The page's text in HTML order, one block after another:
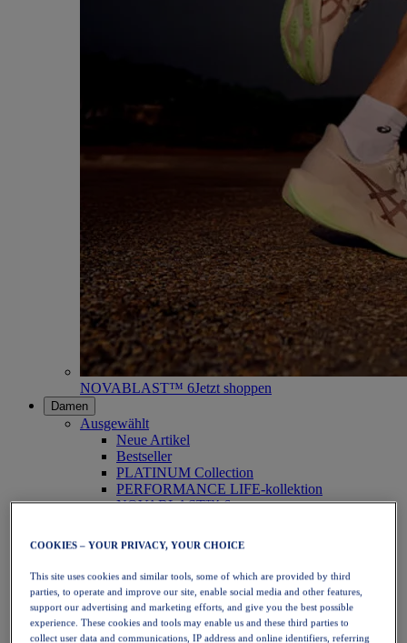
NOVABLAST™ 6Jetzt shoppen
Damen
Ausgewählt
Neue Artikel
Bestseller
PLATINUM Collection
PERFORMANCE LIFE-kollektion
NOVABLAST™ 6
Laufen
Trailrunning
Tennis
Volleyball
Handball
Padel
Korbball
COOKIES – YOUR PRIVACY, YOUR CHOICE
This site uses cookies and similar tools, some of which are provided by third
parties, to operate and improve our site, enable social media and other features,
support our advertising and marketing efforts, and give you the best possible
experience. These cookies and tools may enable us and these third parties to
collect user data and communications, IP address and online identifiers, referring